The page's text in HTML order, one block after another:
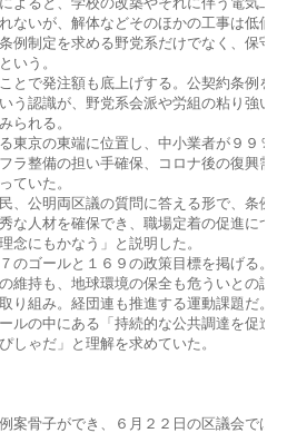
ないが、解体などそのほかの工事は低価
例制定を求める野党系だけでなく、保守
いう。
とで発注額も底上げする。公契約条例を
う認識が、野党系会派や労組の粘り強い
られる。
東京の東端に位置し、中小業者が９９％
ラ整備の担い手確保、コロナ後の復興需
ていた。
、公明両区議の質問に答える形で、条例
な人材を確保でき、職場定着の促進につ
念にもかなう」と説明した。
のゴールと１６９の政策目標を掲げる。
維持も、地球環境の保全も危ういとの認
り組み。経団連も推進する運動課題だ。
ルの中にある「持続的な公共調達を促進
しゃだ」と理解を求めていた。
案骨子ができ、６月２２日の区議会では